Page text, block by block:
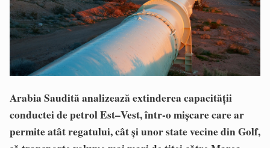
Arabia Saudită analizează extinderea capacității
conductei de petrol Est–Vest, într-o mișcare care ar
permite atât regatului, cât și unor state vecine din Golf,